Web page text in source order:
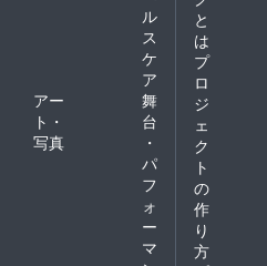
ル
ス
ケ
ア
アー
ト・
写真
舞
台
・
パ
フ
ォ
ー
マ
と
は
プ
ロ
ジ
ェ
ク
ト
の
作
り
方